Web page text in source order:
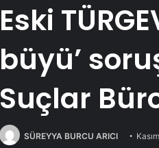
Eski
büyü’
Suçlar
SÜREYYA BURCU ARICI